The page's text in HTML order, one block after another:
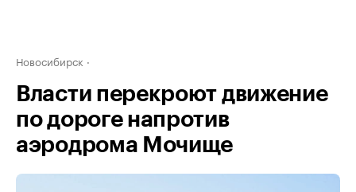
Новосибирск
Власти перекроют движение
по дороге напротив
аэродрома Мочище